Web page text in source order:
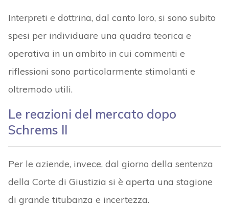
Interpreti e dottrina, dal canto loro, si sono subito
spesi per individuare una quadra teorica e
operativa in un ambito in cui commenti e
riflessioni sono particolarmente stimolanti e
oltremodo utili.
Le reazioni del mercato dopo
Schrems II
Per le aziende, invece, dal giorno della sentenza
della Corte di Giustizia si è aperta una stagione
di grande titubanza e incertezza.